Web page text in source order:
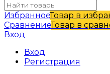
ИзбранноеТовар в
СравнениеТовар в
Вход
Вход
Регистрация